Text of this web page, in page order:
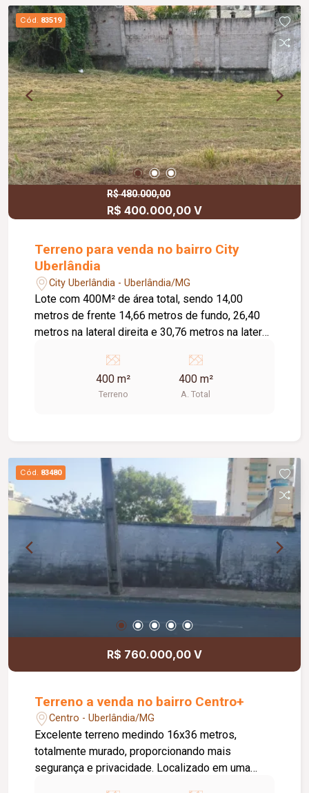
centros comerciais, serviços e empresas da
região. Excelente oportunidade para investir ou
construir em uma região com grande potencial de
valorização.
Cód. 83519
R$ 480.000,00
R$ 400.000,00 V
Terreno para venda no bairro City
Uberlândia
City Uberlândia - Uberlândia/MG
Lote com 400M² de área total, sendo 14,00
metros de frente 14,66 metros de fundo, 26,40
metros na lateral direita e 30,76 metros na lateral
conta com uma localização de fácil acesso e
privacidade, em uma região já consolidada com
residências de médio e alto padrão, ideal para o
400 m²
Terreno
400 m²
A. Total
Cód. 83480
R$ 760.000,00 V
Terreno a venda no bairro Centro+
Centro - Uberlândia/MG
Excelente terreno medindo 16x36 metros,
totalmente murado, proporcionando mais
segurança e privacidade. Localizado em uma